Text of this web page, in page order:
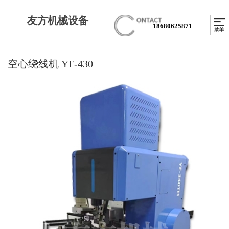
友方机械设备
18680625871
空心绕线机 YF-430